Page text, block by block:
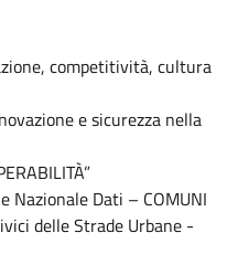
competitività, cultura
e sicurezza nella
Nazionale Dati – COMUNI
delle Strade Urbane -